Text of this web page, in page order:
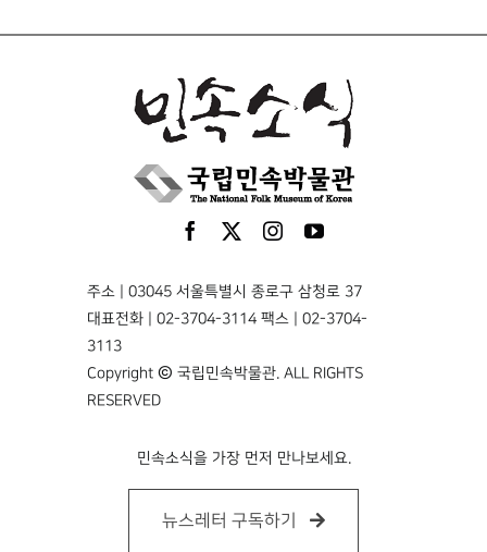
주소 | 03045 서울특별시 종로구 삼청로 37
대표전화 | 02-3704-3114 팩스 | 02-3704-
3113
Copyright © 국립민속박물관. ALL RIGHTS
RESERVED
민속소식을 가장 먼저 만나보세요.
뉴스레터 구독하기